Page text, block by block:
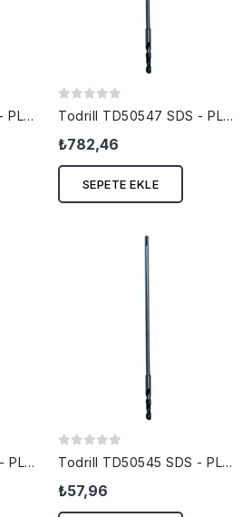
Todrill TD50550 SDS - PLUS KALIPÇI... Todrill TD50547 SDS - PLUS KALIPÇI...
₺782,46
SEPETE EKLE
Todrill TD50546 SDS - PLUS KALIPÇI... Todrill TD50545 SDS - PLUS KALIPÇI...
₺57,96